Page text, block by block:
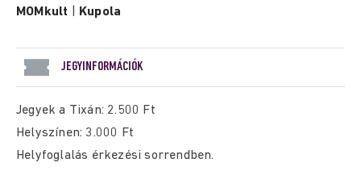
MOMkult Kupola
JEGYINFORMÁCIÓK
Jegyek a Tixán: 2.500 Ft
Helyszínen: 3.000 Ft
Helyfoglalás érkezési sorrendben.